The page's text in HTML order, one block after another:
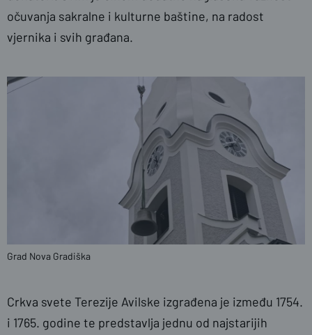
očuvanja sakralne i kulturne baštine, na radost
vjernika i svih građana.
Grad Nova Gradiška
Crkva svete Terezije Avilske izgrađena je između 1754.
i 1765. godine te predstavlja jednu od najstarijih